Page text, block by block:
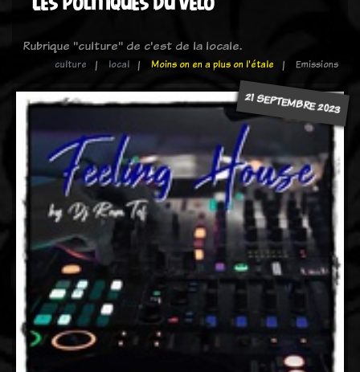
Rubrique "culture" de c'est de la locale.
culture local Moins on en a plus on l'étale Emissions
21 SEPTEMBRE 2023